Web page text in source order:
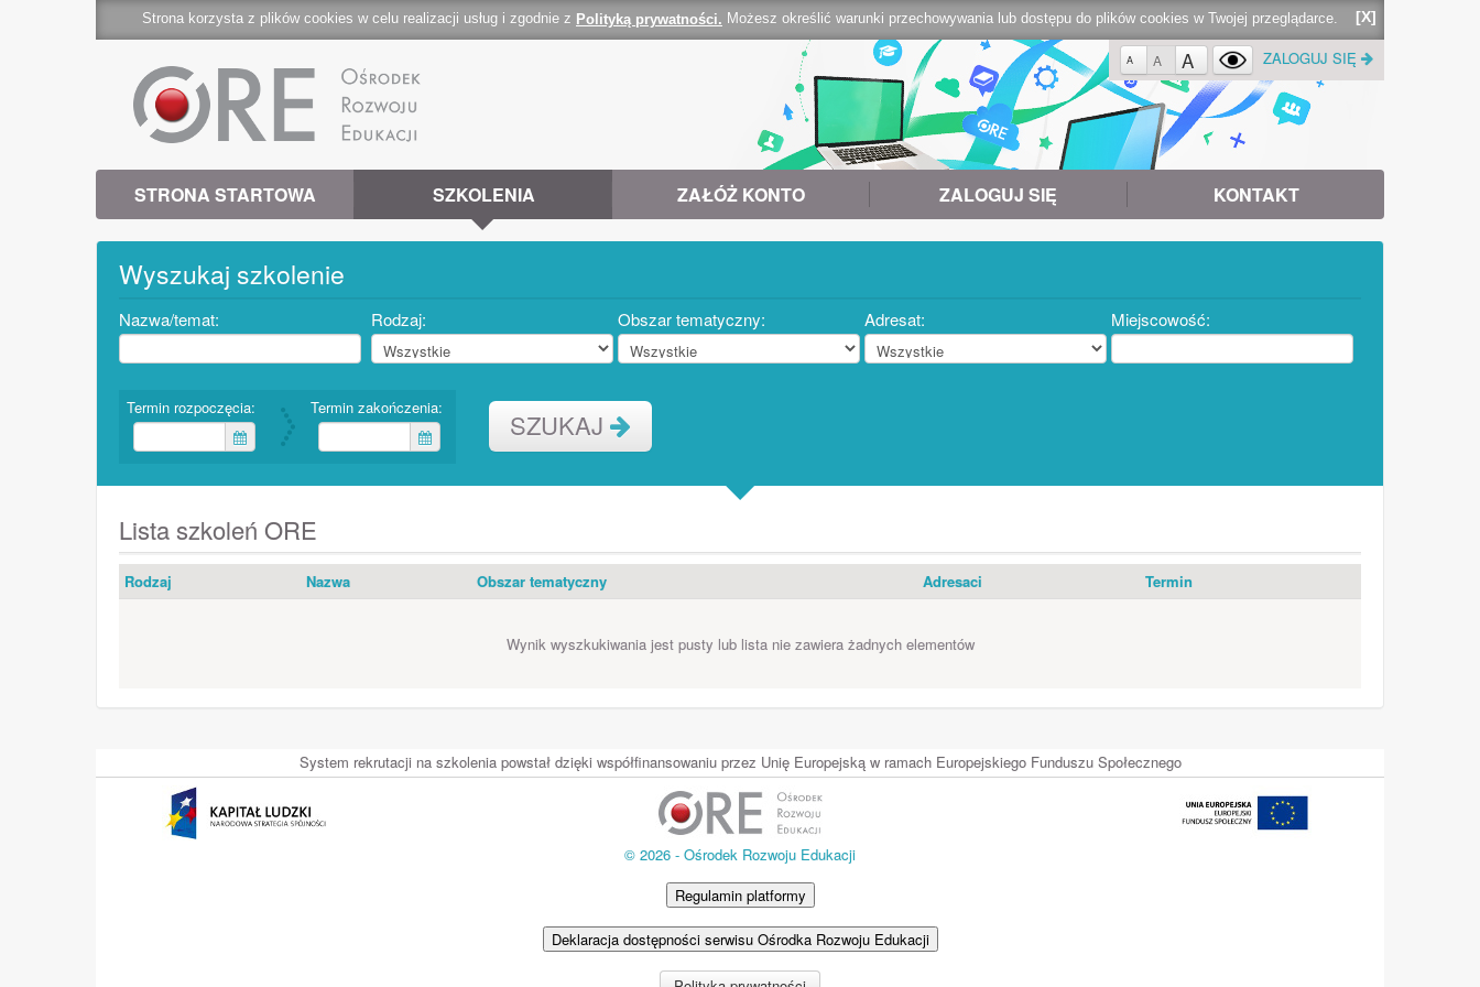
Strona korzysta z plików cookies w celu realizacji usług i zgodnie z Polityką prywatności. Możesz określić warunki przechowywania lub dostępu do plików cookies w Twojej przeglądarce. [X]
STRONA STARTOWA SZKOLENIA ZAŁÓŻ KONTO ZALOGUJ SIĘ KONTAKT
A A A ZALOGUJ SIĘ
Wyszukaj szkolenie
Nazwa/temat: Rodzaj: Obszar tematyczny: Adresat: Miejscowość:
Termin rozpoczęcia: Termin zakończenia:
SZUKAJ
Lista szkoleń ORE
Rodzaj Nazwa Obszar tematyczny Adresaci Termin
Wynik wyszkukiwania jest pusty lub lista nie zawiera żadnych elementów
System rekrutacji na szkolenia powstał dzięki współfinansowaniu przez Unię Europejską w ramach Europejskiego Funduszu Społecznego
© 2026 - Ośrodek Rozwoju Edukacji
Regulamin platformy
Deklaracja dostępności serwisu Ośrodka Rozwoju Edukacji